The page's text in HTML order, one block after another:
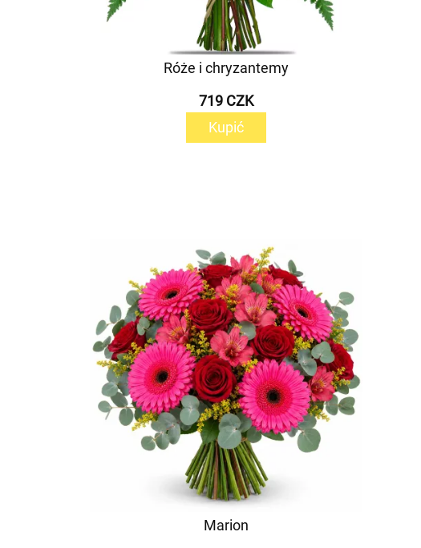
Róże i chryzantemy
719 CZK
Kupić
Marion